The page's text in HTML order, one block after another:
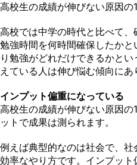
高校生の成績が伸びない原因の
高校では中学の時代と比べて
勉強時間を何時間確保したか
り勉強がどれだけできるかと
えている人は伸び悩む傾向に
インプット偏重になっている
高校生の成績が伸びない原因
ットで成果は測られます。
例えば典型的なのは社会で、
効率なやり方です。インプット